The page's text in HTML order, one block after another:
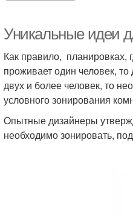
Уникальные идеи
Как правило, планировках,
проживает один человек,
двух и более человек, то
условного зонирования
Опытные дизайнеры
необходимо зонировать,